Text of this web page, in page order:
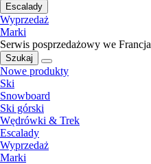
Escalady
Wyprzedaż
Marki
Serwis posprzedażowy we Francja
Szukaj
Nowe produkty
Ski
Snowboard
Ski górski
Wędrówki & Trek
Escalady
Wyprzedaż
Marki